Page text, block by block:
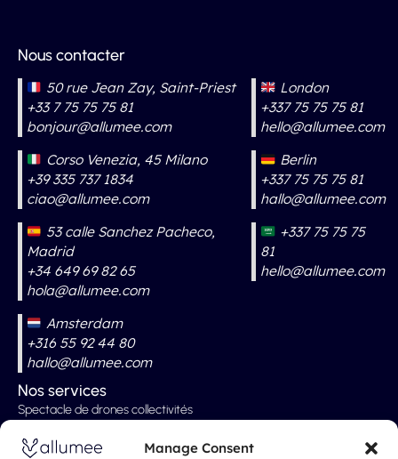
Manage Consent
Nous contacter
50 rue Jean Zay, Saint-Priest
+33 7 75 75 75 81
bonjour@allumee.com
Corso Venezia, 45 Milano
+39 335 737 1834
ciao@allumee.com
53 calle Sanchez Pacheco,
Madrid
+34 649 69 82 65
hola@allumee.com
Amsterdam
+316 55 92 44 80
hallo@allumee.com
London
+337 75 75 75 81
hello@allumee.com
Berlin
+337 75 75 75 81
hallo@allumee.com
+337 75 75 75
81
hello@allumee.com
Nos services
Spectacle de drones collectivités
Spectacle de drones Professionels